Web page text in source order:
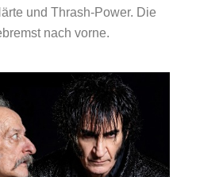
und Thrash-Power. Die
nach vorne.